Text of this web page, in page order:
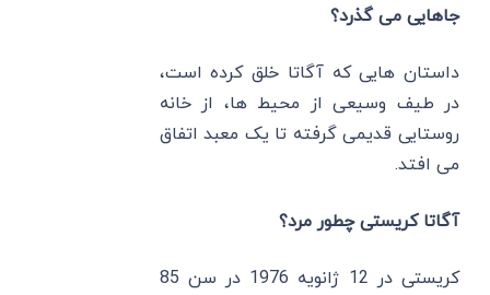
جاهایی می ‌گذرد؟
داستان ‌هایی که آگاتا خلق کرده است،
در طیف وسیعی از محیط ‌ها، از خانه
روستایی قدیمی گرفته تا یک معبد اتفاق
می ‌افتد.
آگاتا کریستی چطور مرد؟
کریستی در 12 ژانویه 1976 در سن 85